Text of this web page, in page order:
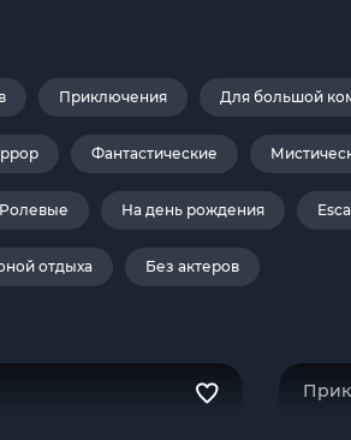
Приключения Для большой
Фантастические
Ролевые На день рождения
отдыха Без актеров